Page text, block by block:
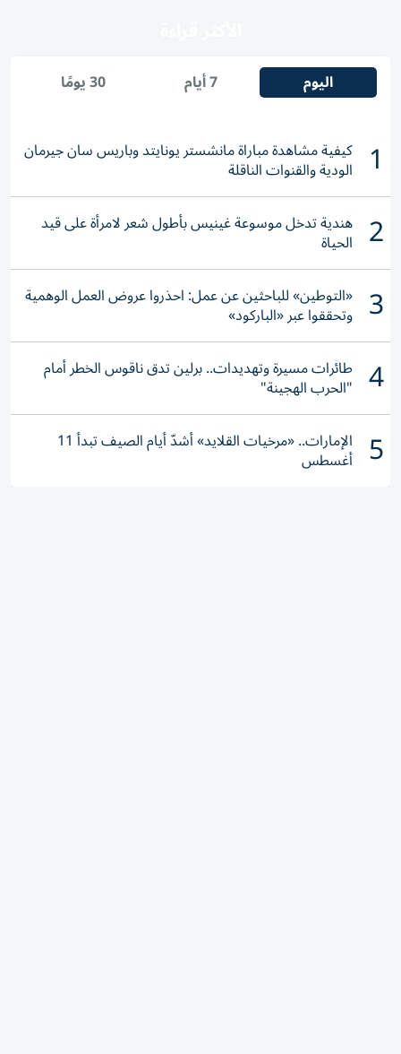
اليوم 7 أيام 30 يومًا
1 كيفية مشاهدة مباراة مانشستر يونايتد وباريس سان جيرمان
الودية والقنوات الناقلة
2 هندية تدخل موسوعة غينيس بأطول شعر لامرأة على قيد
الحياة
3 «التوطين» للباحثين عن عمل: احذروا عروض العمل الوهمية
وتحققوا عبر «الباركود»
4 طائرات مسيرة وتهديدات.. برلين تدق ناقوس الخطر أمام
"الحرب الهجينة"
5 الإمارات.. «مرخيات القلايد» أشدّ أيام الصيف تبدأ 11
أغسطس